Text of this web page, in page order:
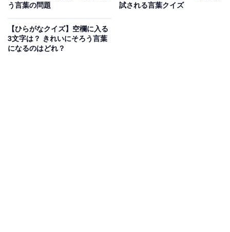
う言葉の問題
試される言葉クイズ
【ひらがなクイズ】空欄に入る
3文字は？ きれいにそろう言葉
になるのはどれ？